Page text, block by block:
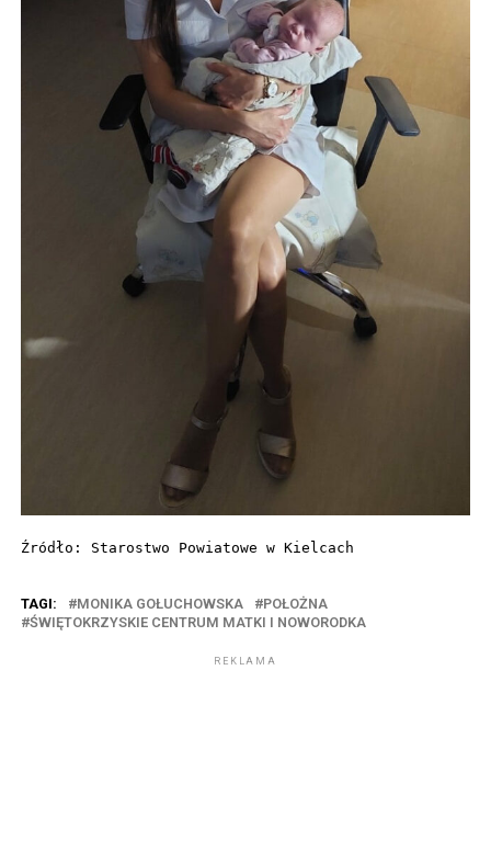
Źródło: Starostwo Powiatowe w Kielcach
TAGI: MONIKA GOŁUCHOWSKA
POŁOŻNA
ŚWIĘTOKRZYSKIE CENTRUM MATKI I NOWORODKA
REKLAMA